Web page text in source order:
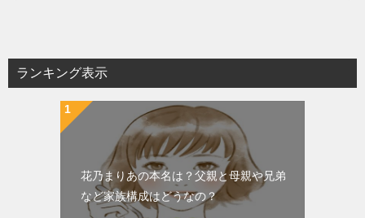
ビ
ゲ
ランキング表示
花乃まりあの本名は？父親と母親や兄弟
など家族構成はどうなの？